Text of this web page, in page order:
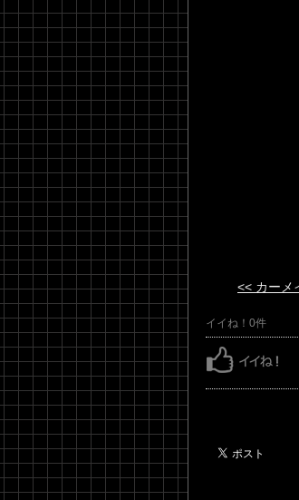
<< カーメ
イイね！0件